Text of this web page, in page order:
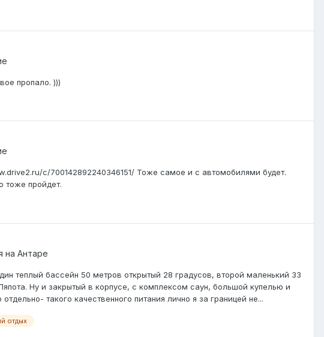
пропало. )))
c/700142892240346151/ Тоже самое и с автомобилями будет.
тоже пройдет.
на Антаре
теплый бассейн 50 метров открытый 28 градусов, второй маленький 33
Ну и закрытый в корпусе, с комплексом саун, большой купелью и
такого качественного питания лично я за границей не...
отдых